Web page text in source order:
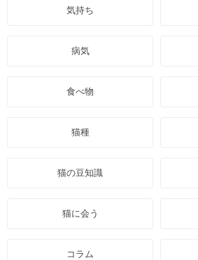
気持ち
病気
食べ物
猫種
猫の豆知識
猫に会う
コラム